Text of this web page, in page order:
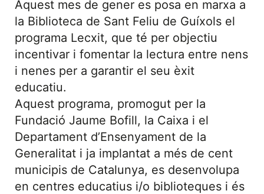
Aquest mes de gener es posa en marxa a
la Biblioteca de Sant Feliu de Guíxols el
programa Lecxit, que té per objectiu
incentivar i fomentar la lectura entre nens
i nenes per a garantir el seu èxit
educatiu.
Aquest programa, promogut per la
Fundació Jaume Bofill, la Caixa i el
Departament d’Ensenyament de la
Generalitat i ja implantat a més de cent
municipis de Catalunya, es desenvolupa
en centres educatius i/o biblioteques i és